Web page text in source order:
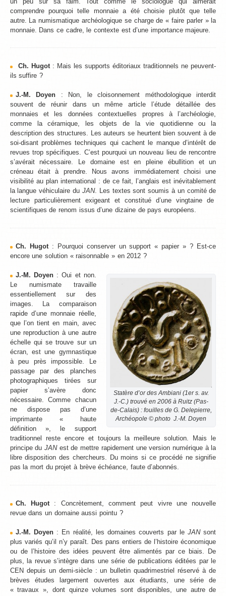
comprendre pourquoi telle monnaie a été choisie plutôt que telle
autre. La numismatique archéologique se charge de « faire parler » la
monnaie. Dans ce cadre, le contexte est d’une importance majeure.
Ch. Hugot: Mais les supports éditoriaux traditionnels ne peuvent-
ils suffire ?
J.-M. Doyen : Non, le cloisonnement méthodologique interdit
souvent de réunir dans un même article l’étude détaillée des
monnaies et les données contextuelles propres à l’archéologie,
comme la céramique, les objets de la vie quotidienne ou la
description des structures. Les auteurs se heurtent bien souvent à de
soi-disant problèmes techniques qui cachent le manque d’intérêt de
revues trop spécifiques. C’est pourquoi un nouveau lieu de rencontre
s’avérait nécessaire. Le domaine est en pleine ébullition et un
créneau était à prendre. Nous avons immédiatement choisi une
visibilité au plan international : de ce fait, l’anglais est inévitablement
la langue véhiculaire du JAN. Les textes sont soumis à un comité de
lecture particulièrement exigeant et constitué d’une vingtaine de
scientifiques de renom issus d’une dizaine de pays européens.
Ch. Hugot: Pourquoi conserver un support « papier » ? Est-ce
encore une solution « raisonnable » en 2012 ?
Statère d’or des Ambiani (1er s. av.
J.-C.) trouvé en 2006 à Ruitz (Pas-
de-Calais) : fouilles de G. Delepierre,
Archéopole © photo J.-M. Doyen
J.-M. Doyen: Oui et non.
Le numismate travaille
essentiellement sur des
images. La comparaison
rapide d’une monnaie réelle,
que l’on tient en main, avec
une reproduction à une autre
échelle qui se trouve sur un
écran, est une gymnastique
à peu près impossible. Le
passage par des planches
photographiques tirées sur
papier s’avère donc
nécessaire. Comme chacun
ne dispose pas d’une
imprimante « haute
définition », le support
traditionnel reste encore et toujours la meilleure solution. Mais le
principe duJANest de mettre rapidement une version numérique à la
libre disposition des chercheurs. Du moins si ce procédé ne signifie
pas la mort du projet à brève échéance, faute d’abonnés.
Ch. Hugot : Concrètement, comment peut vivre une nouvelle
revue dans un domaine aussi pointu ?
J.-M. Doyen: En réalité, les domaines couverts par leJANsont
plus variés qu’il n’y paraît. Des pans entiers de l’histoire économique
ou de l’histoire des idées peuvent être alimentés par ce biais. De
plus, la revue s’intègre dans une série de publications éditées par le
CEN depuis un demi-siècle : un bulletin quadrimestriel réservé à de
brèves études largement ouvertes aux étudiants, une série de
« travaux », dont quinze volumes sont disponibles, une autre de